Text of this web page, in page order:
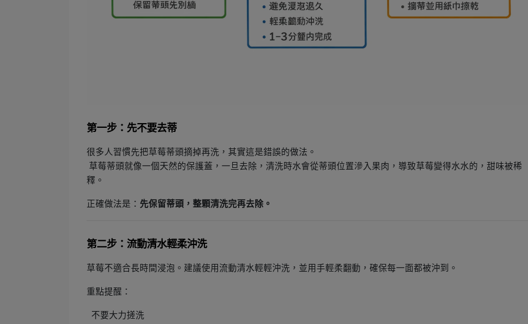
第一步：先不要去蒂
很多人習慣先把草莓蒂頭摘掉再洗，其實這是錯誤的做法。
草莓蒂頭就像一個天然的保護蓋，一旦去除，清洗時水會從蒂頭位置滲入果肉，導致草莓變得水水的，甜味被稀
釋。
正確做法是： 先保留蒂頭，整顆清洗完再去除。
第二步：流動清水輕柔沖洗
草莓不適合長時間浸泡。建議使用流動清水輕輕沖洗，並用手輕柔翻動，確保每一面都被沖到。
重點提醒：
不要大力搓洗